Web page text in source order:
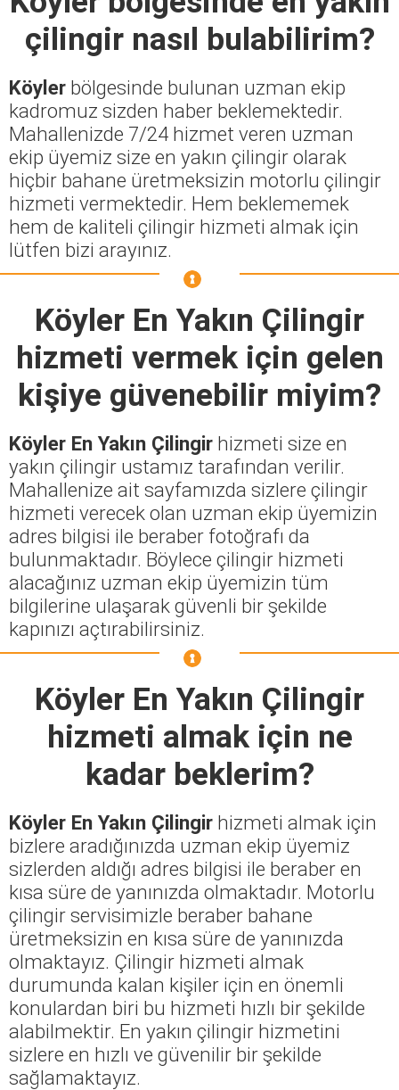
çilingir nasıl bulabilirim?
Köyler bölgesinde bulunan uzman ekip
kadromuz sizden haber beklemektedir.
Mahallenizde 7/24 hizmet veren uzman
ekip üyemiz size en yakın çilingir olarak
hiçbir bahane üretmeksizin motorlu çilingir
hizmeti vermektedir. Hem beklememek
hem de kaliteli çilingir hizmeti almak için
lütfen bizi arayınız.
Köyler En Yakın Çilingir
hizmeti vermek için gelen
kişiye güvenebilir miyim?
Köyler En Yakın Çilingir hizmeti size en
yakın çilingir ustamız tarafından verilir.
Mahallenize ait sayfamızda sizlere çilingir
hizmeti verecek olan uzman ekip üyemizin
adres bilgisi ile beraber fotoğrafı da
bulunmaktadır. Böylece çilingir hizmeti
alacağınız uzman ekip üyemizin tüm
bilgilerine ulaşarak güvenli bir şekilde
kapınızı açtırabilirsiniz.
Köyler En Yakın Çilingir
hizmeti almak için ne
kadar beklerim?
Köyler En Yakın Çilingir hizmeti almak için
bizlere aradığınızda uzman ekip üyemiz
sizlerden aldığı adres bilgisi ile beraber en
kısa süre de yanınızda olmaktadır. Motorlu
çilingir servisimizle beraber bahane
üretmeksizin en kısa süre de yanınızda
olmaktayız. Çilingir hizmeti almak
durumunda kalan kişiler için en önemli
konulardan biri bu hizmeti hızlı bir şekilde
alabilmektir. En yakın çilingir hizmetini
sizlere en hızlı ve güvenilir bir şekilde
sağlamaktayız.